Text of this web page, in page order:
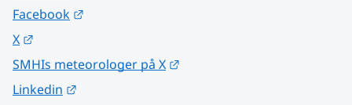
Facebook
X
SMHIs meteorologer på X
Linkedin